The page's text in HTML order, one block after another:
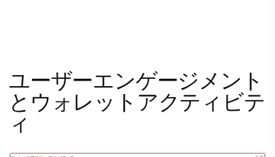
ユーザーエンゲージメント
とウォレットアクティビテ
ィ